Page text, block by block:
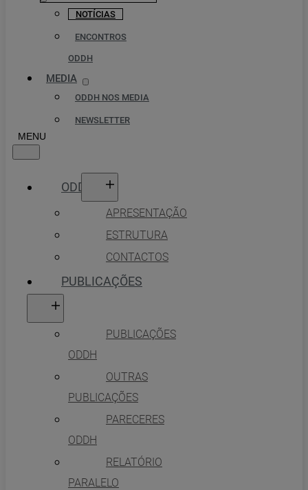
NOTÍCIAS
ENCONTROS
ODDH
MEDIA
ODDH NOS MEDIA
NEWSLETTER
ODDH
APRESENTAÇÃO
ESTRUTURA
CONTACTOS
PUBLICAÇÕES
PUBLICAÇÕES
ODDH
OUTRAS
PUBLICAÇÕES
PARECERES
ODDH
RELATÓRIO
PARALELO